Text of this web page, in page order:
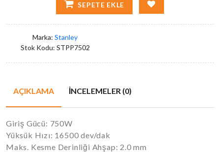
SEPETE EKLE
Marka: Stanley
Stok Kodu: STPP7502
AÇIKLAMA İNCELEMELER (0)
Giriş Gücü: 750W
Yüksük Hızı: 16500 dev/dak
Maks. Kesme Derinliği Ahşap: 2.0 mm